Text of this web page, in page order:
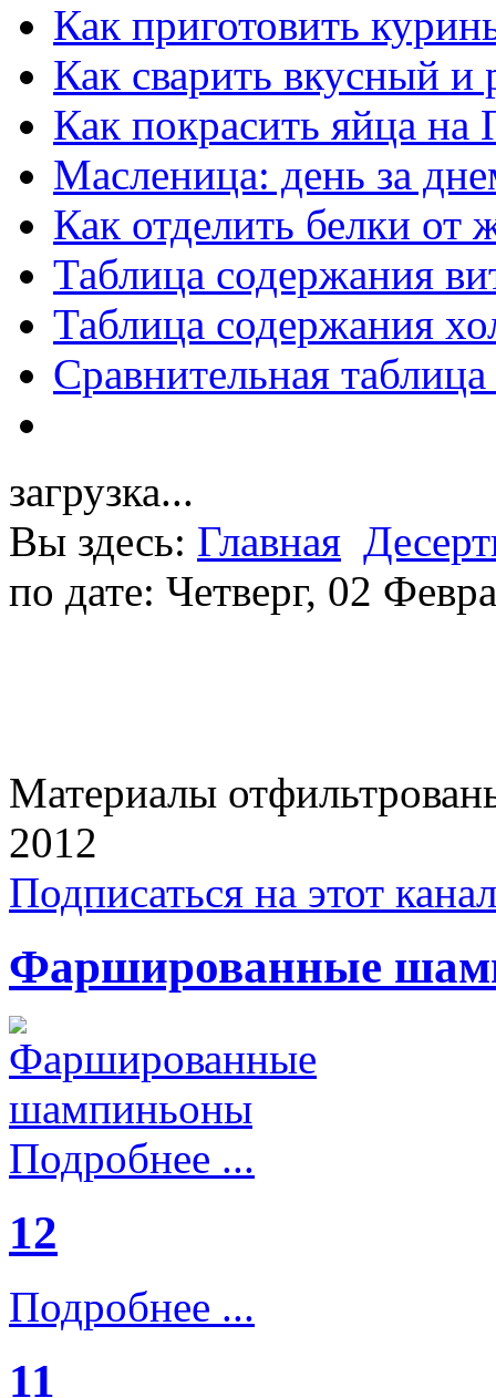
Как приготовить
Как сварить вкусный и
Как покрасить яйца на
Масленица: день за
Как отделить белки от
Таблица содержания
Таблица содержания
Сравнительная
загрузка...
Вы здесь: Главная
по дате: Четверг, 02
Материалы
2012
Подписаться на этот
Фаршированные
Подробнее ...
12
Подробнее ...
11